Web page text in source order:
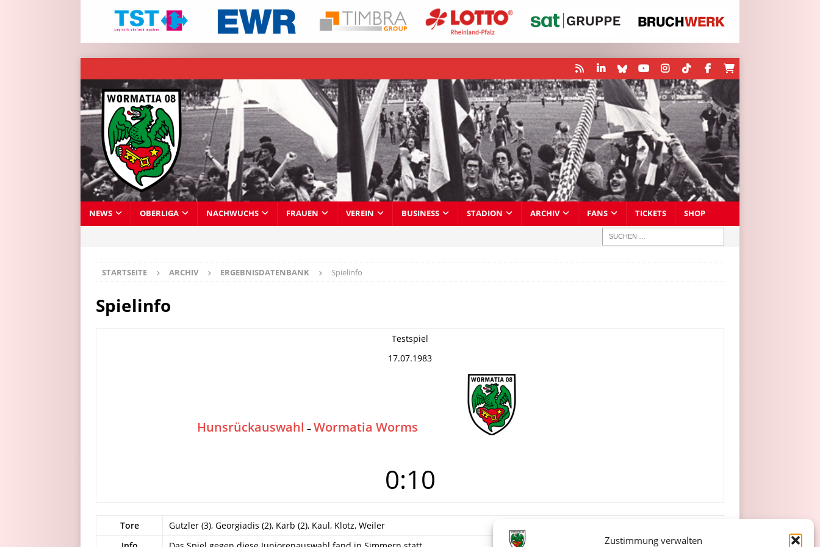
Zustimmung verwalten
NEWS OBERLIGA NACHWUCHS FRAUEN VEREIN BUSINESS STADION ARCHIV FANS TICKETS SHOP
STARTSEITE ARCHIV ERGEBNISDATENBANK Spielinfo
Spielinfo
Testspiel
17.07.1983
Hunsrückauswahl – Wormatia Worms
0:10
Tore
Gutzler (3), Georgiadis (2), Karb (2), Kaul, Klotz, Weiler